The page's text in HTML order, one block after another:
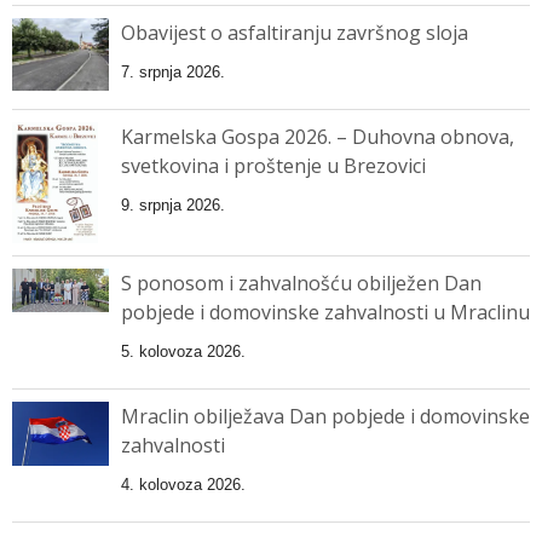
Obavijest o asfaltiranju završnog sloja
7. srpnja 2026.
Karmelska Gospa 2026. – Duhovna obnova,
svetkovina i proštenje u Brezovici
9. srpnja 2026.
S ponosom i zahvalnošću obilježen Dan
pobjede i domovinske zahvalnosti u Mraclinu
5. kolovoza 2026.
Mraclin obilježava Dan pobjede i domovinske
zahvalnosti
4. kolovoza 2026.